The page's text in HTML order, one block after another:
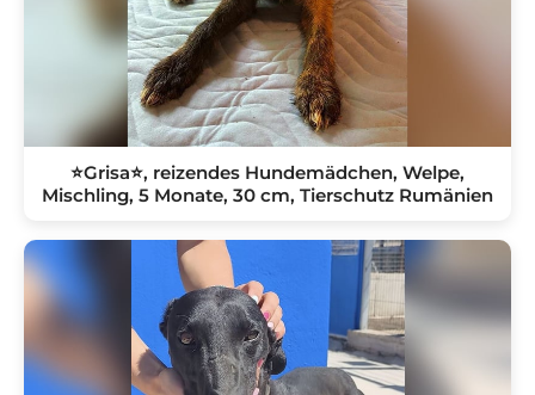
⭐️Grisa⭐️, reizendes Hundemädchen, Welpe,
Mischling, 5 Monate, 30 cm, Tierschutz Rumänien